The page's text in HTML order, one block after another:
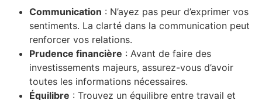
Communication : N’ayez pas peur d’exprimer vos
sentiments. La clarté dans la communication peut
renforcer vos relations.
Prudence financière : Avant de faire des
investissements majeurs, assurez-vous d’avoir
toutes les informations nécessaires.
Équilibre : Trouvez un équilibre entre travail et